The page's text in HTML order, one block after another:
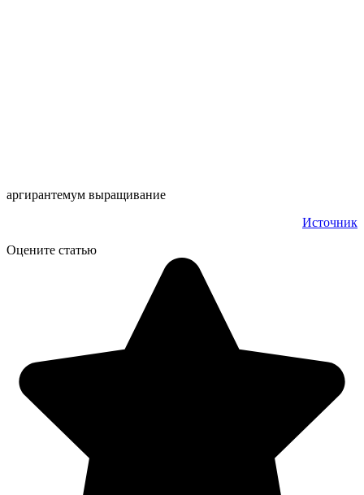
аргирантемум выращивание
Источник
Оцените статью